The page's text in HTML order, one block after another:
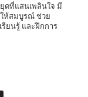
ที่แสนเพลินใจ มี
ให้สมบูรณ์ ช่วย
ยนรู้ และฝึกการ